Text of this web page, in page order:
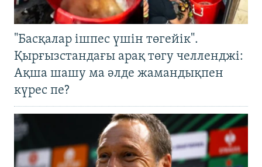
"Басқалар ішпес үшін төгейік".
Қырғызстандағы арақ төгу челленджі:
Ақша шашу ма әлде жамандықпен
күрес пе?